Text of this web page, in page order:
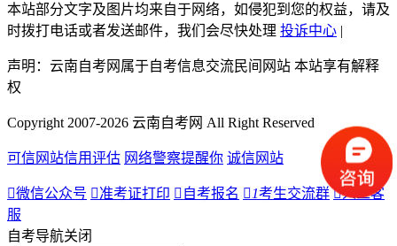
本站部分文字及图片均来自于网络，如侵犯到您的权益，请及
时拨打电话或者发送邮件，我们会尽快处理 投诉中心 |
声明：云南自考网属于自考信息交流民间网站 本站享有解释
权
Copyright 2007-2026 云南自考网 All Right Reserved
可信网站信用评估 网络警察提醒你 诚信网站
微信公众号 准考证打印  自考报名  1考生交流群 人工客
服
自考导航关闭